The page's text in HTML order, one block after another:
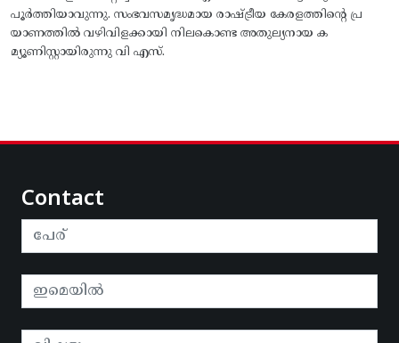
പൂർത്തിയാവുന്നു. സംഭവസമൃദ്ധമായ രാഷ്ട്രീയ കേരളത്തിന്റെ പ്ര
യാണത്തിൽ വഴിവിളക്കായി നിലകൊണ്ട അതുല്യനായ ക
മ്യൂണിസ്റ്റായിരുന്നു വി എസ്.
Contact